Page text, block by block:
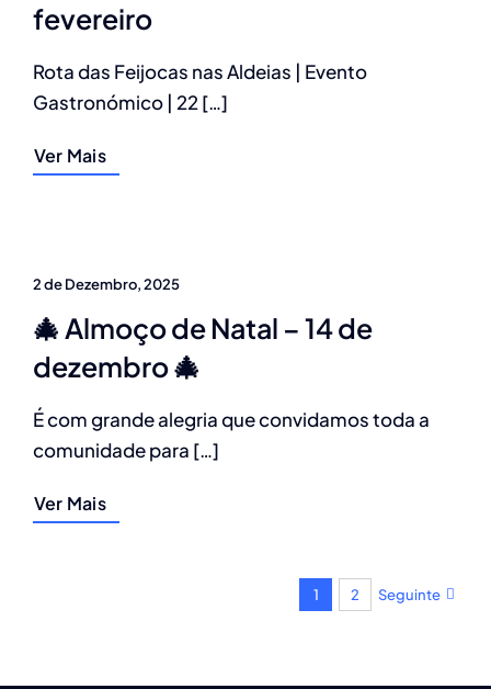
fevereiro
Rota das Feijocas nas Aldeias | Evento
Gastronómico | 22 […]
Ver Mais
2 de Dezembro, 2025
🎄 Almoço de Natal – 14 de
dezembro 🎄
É com grande alegria que convidamos toda a
comunidade para […]
Ver Mais
1 2 Seguinte